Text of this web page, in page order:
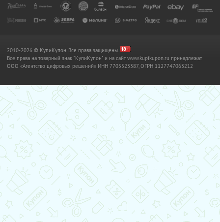
2010-2026 © КупиКупон. Все права защищены.
Все права на товарный знак "КупиКупон" и на сайт www.kupikupon.ru принадлежат
OOO «Агентство цифровых решений» ИНН 7705523387, ОГРН 1127747063212